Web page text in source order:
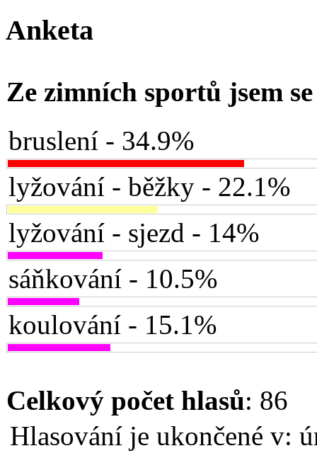
Anketa
Ze zimních sportů jsem
bruslení - 34.9%
lyžování - běžky - 22.1%
lyžování - sjezd - 14%
sáňkování - 10.5%
koulování - 15.1%
Celkový počet hlasů: 86
Hlasování je ukončené v: